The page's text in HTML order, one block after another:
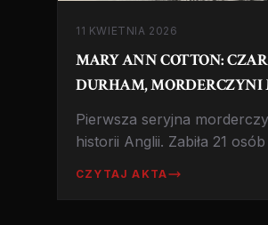
11 KWIETNIA 2026
MARY ANN COTTON:
DURHAM, MORDERCZYNI
Pierwsza seryjna
historii Anglii. Zabiła 21
CZYTAJ AKTA